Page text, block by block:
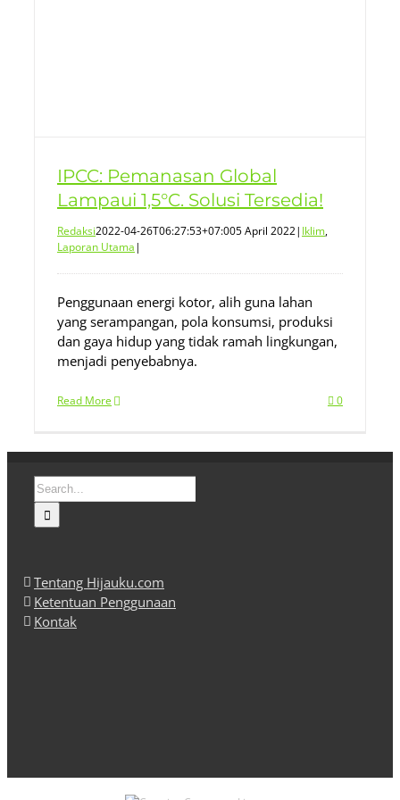
IPCC: Pemanasan Global
Lampaui 1,5°C. Solusi Tersedia!
Redaksi2022-04-26T06:27:53+07:005 April 2022| Iklim,
Laporan Utama|
Penggunaan energi kotor, alih guna lahan
yang serampangan, pola konsumsi, produksi
dan gaya hidup yang tidak ramah lingkungan,
menjadi penyebabnya.
Read More 0
Search
for:
Tentang Hijauku.com
Ketentuan Penggunaan
Kontak